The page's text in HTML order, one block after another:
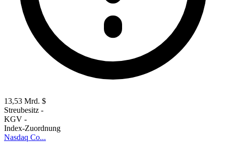
13,53 Mrd. $
Streubesitz -
KGV -
Index-Zuordnung
Nasdaq Co...